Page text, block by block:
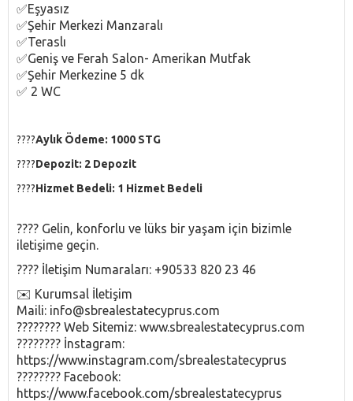
✅Eşyasız
✅Şehir Merkezi Manzaralı
✅Teraslı
✅Geniş ve Ferah Salon- Amerikan Mutfak
✅Şehir Merkezine 5 dk
✅ 2 WC
????Aylık Ödeme: 1000 STG
????Depozit: 2 Depozit
????Hizmet Bedeli: 1 Hizmet Bedeli
???? Gelin, konforlu ve lüks bir yaşam için bizimle
iletişime geçin.
???? İletişim Numaraları: +90533 820 23 46
✉️ Kurumsal İletişim
Maili: info@sbrealestatecyprus.com
????‍???? Web Sitemiz: www.sbrealestatecyprus.com
????‍???? İnstagram:
https://www.instagram.com/sbrealestatecyprus
????‍???? Facebook:
https://www.facebook.com/sbrealestatecyprus